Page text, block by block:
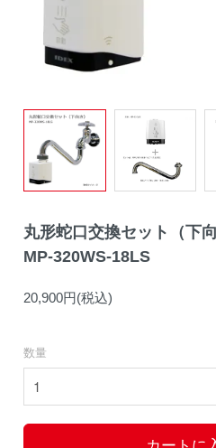
丸形蛇口交換セット（下向
MP-320WS-18LS
20,900円(税込)
数量